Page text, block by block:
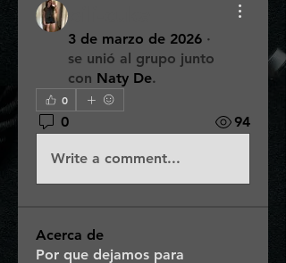
3 de marzo de 2026 ·
se unió al grupo junto
con Naty De.
0
0 94
Write a comment...
Acerca de
Por que dejamos para